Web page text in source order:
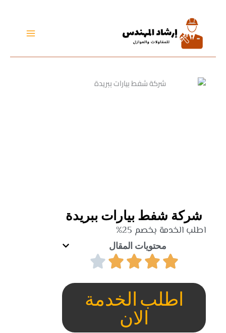
المحتوى
شركة شفط بيارات ببريدة
اطلب الخدمة بخصم 25%
محتويات المقال
اطلب الخدمة
الان